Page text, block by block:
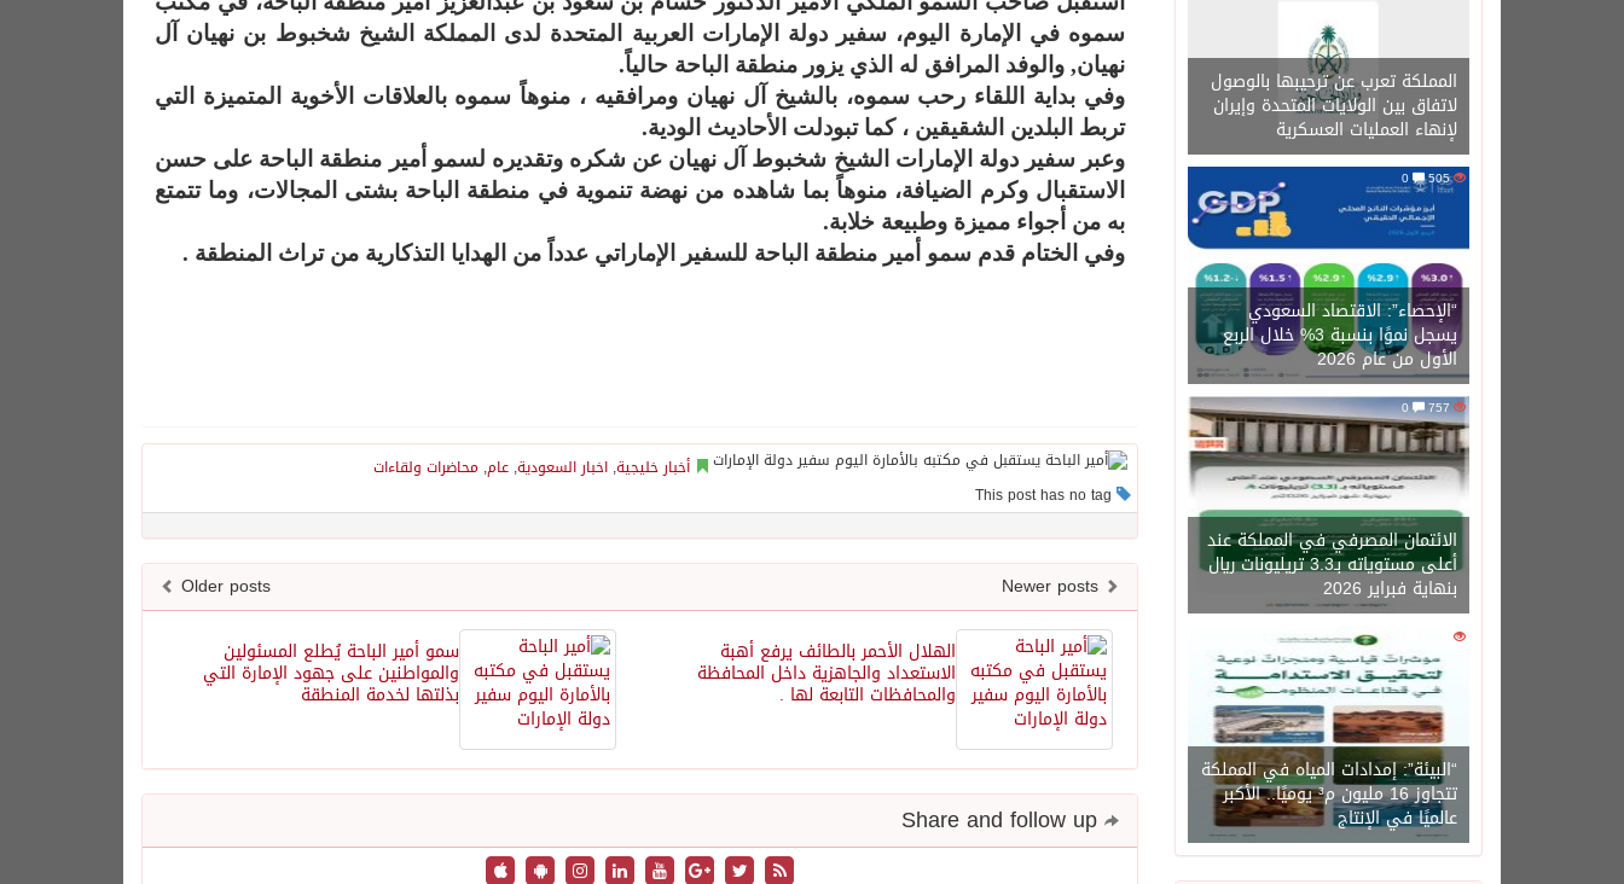
المملكة تعرب عن ترحيبها بالوصول
لاتفاق بين الولايات المتحدة وإيران
لإنهاء العمليات العسكرية
505
“الإحصاء”: الاقتصاد السعودي
يسجل نموًا بنسبة 3% خلال الربع
الأول من عام 2026
757
0
الائتمان المصرفي في المملكة عند
أعلى مستوياته بـ3.3 تريليونات ريال
بنهاية فبراير 2026
1450
“البيئة”: إمدادات المياه في المملكة
تتجاوز 16 مليون م³ يوميًا.. الأكبر
عالميًا في الإنتاج
سموه في الإمارة اليوم، سفير دولة الإمارات العربية المتحدة لدى المملكة الشيخ شخبوط بن نهيان آل
نهيان, والوفد المرافق له الذي يزور منطقة الباحة حالياً.
وفي بداية اللقاء رحب سموه، بالشيخ آل نهيان ومرافقيه ، منوهاً سموه بالعلاقات الأخوية المتميزة التي
تربط البلدين الشقيقين ، كما تبودلت الأحاديث الودية.
وعبر سفير دولة الإمارات الشيخ شخبوط آل نهيان عن شكره وتقديره لسمو أمير منطقة الباحة على حسن
الاستقبال وكرم الضيافة، منوهاً بما شاهده من نهضة تنموية في منطقة الباحة بشتى المجالات، وما تتمتع
به من أجواء مميزة وطبيعة خلابة.
وفي الختام قدم سمو أمير منطقة الباحة للسفير الإماراتي عدداً من الهدايا التذكارية من تراث المنطقة .
أخبار خليجية, اخبار السعودية, عام, محاضرات ولقاءات
Older posts
سمو أمير الباحة يُطلع المسئولين
والمواطنين على جهود الإمارة التي
بذلتها لخدمة المنطقة
الهلال الأحمر بالطائف يرفع أهبة
الاستعداد والجاهزية داخل المحافظة
والمحافظات التابعة لها .